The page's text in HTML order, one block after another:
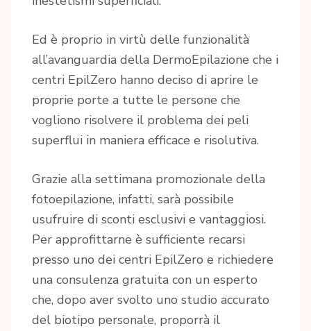
Ed è proprio in virtù delle funzionalità
all’avanguardia della DermoEpilazione che i
centri EpilZero hanno deciso di aprire le
proprie porte a tutte le persone che
vogliono risolvere il problema dei peli
superflui in maniera efficace e risolutiva.
Grazie alla settimana promozionale della
fotoepilazione, infatti, sarà possibile
usufruire di sconti esclusivi e vantaggiosi.
Per approfittarne è sufficiente recarsi
presso uno dei centri EpilZero e richiedere
una consulenza gratuita con un esperto
che, dopo aver svolto uno studio accurato
del biotipo personale, proporrà il